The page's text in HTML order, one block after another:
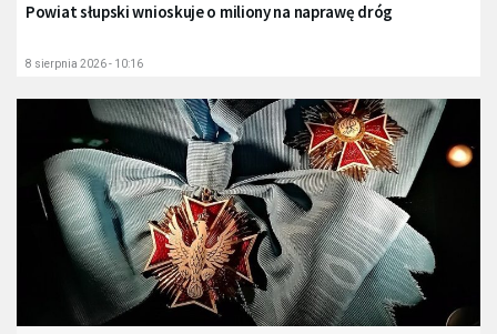
Powiat słupski wnioskuje o miliony na naprawę dróg
8 sierpnia 2026 - 10:16